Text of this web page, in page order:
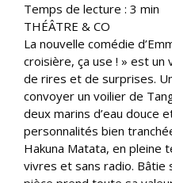
Temps de lecture : 3 min
THÉÂTRE & CO
La nouvelle comédie
croisière, ça use ! » est un
de rires et de surprises.
convoyer un voilier de
deux marins d’eau douce
personnalités bien
Hakuna Matata, en pleine
vivres et sans radio. Bâtie